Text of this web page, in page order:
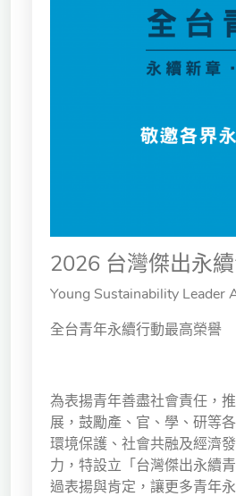
2026 台灣傑出永
Young Sustainability Leader
全台青年永續行動最高榮譽
為表揚青年善盡社會責任，
展，鼓勵產、官、學、研等
環境保護、社會共融及經濟
力，特設立「台灣傑出永續
過表揚與肯定，讓更多青年